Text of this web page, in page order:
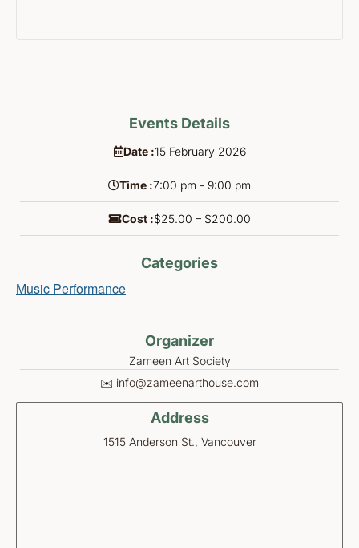
Events Details
Date :15 February 2026
Time :7:00 pm - 9:00 pm
Cost :$25.00 – $200.00
Categories
Music Performance
Organizer
Zameen Art Society
✉️ info@zameenarthouse.com
Address
1515 Anderson St., Vancouver